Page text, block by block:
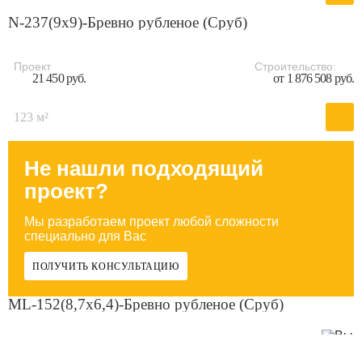
N-237(9x9)-Бревно рубленое (Сруб)
Проект
21 450 руб.
Строительство:
от 1 876 508 руб.
123 м²
Не нашли подходящий
проект?
Мы разработаем проект любой сложности
специально для Вас
ПОЛУЧИТЬ КОНСУЛЬТАЦИЮ
ML-152(8,7х6,4)-Бревно рубленое (Сруб)